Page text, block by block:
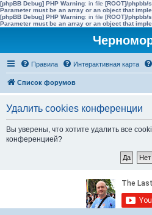
[phpBB Debug] PHP Warning: in file [ROOT]/phpbb/
Parameter must be an array or an object that
[phpBB Debug] PHP Warning: in file [ROOT]/phpbb/
Parameter must be an array or an object that
Правила Интерактивная карта
Список форумов
Удалить cookies конференции
Вы уверены, что хотите удалить все
конференцией?